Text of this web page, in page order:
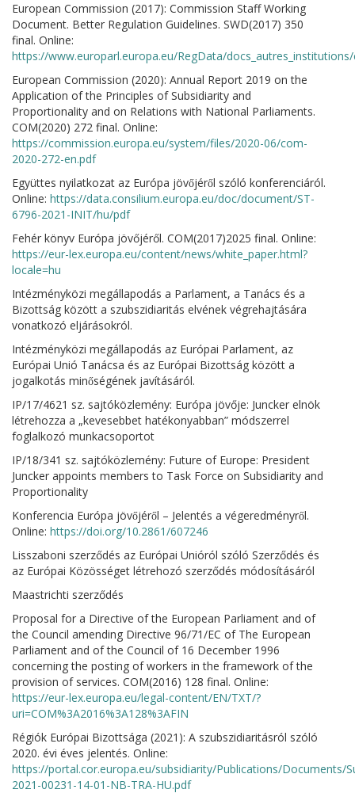
European Commission (2017): Commission Staff Working
Document. Better Regulation Guidelines. SWD(2017) 350
final. Online:
https://www.europarl.europa.eu/RegData/
European Commission (2020): Annual Report 2019 on the
Application of the Principles of Subsidiarity and
Proportionality and on Relations with National Parliaments.
COM(2020) 272 final. Online:
https://commission.europa.eu/system/files/2020-06/com-
2020-272-en.pdf
Együttes nyilatkozat az Európa jövőjéről szóló konferenciáról.
Online: https://data.consilium.europa.eu/doc/document/ST-
6796-2021-INIT/hu/pdf
Fehér könyv Európa jövőjéről. COM(2017)2025 final. Online:
https://eur-lex.europa.eu/content/news/white_paper.html?
locale=hu
Intézményközi megállapodás a Parlament, a Tanács és a
Bizottság között a szubszidiaritás elvének végrehajtására
vonatkozó eljárásokról.
Intézményközi megállapodás az Európai Parlament, az
Európai Unió Tanácsa és az Európai Bizottság között a
jogalkotás minőségének javításáról.
IP/17/4621 sz. sajtóközlemény: Európa jövője: Juncker elnök
létrehozza a „kevesebbet hatékonyabban” módszerrel
foglalkozó munkacsoportot
IP/18/341 sz. sajtóközlemény: Future of Europe: President
Juncker appoints members to Task Force on Subsidiarity and
Proportionality
Konferencia Európa jövőjéről – Jelentés a végeredményről.
Online: https://doi.org/10.2861/607246
Lisszaboni szerződés az Európai Unióról szóló Szerződés és
az Európai Közösséget létrehozó szerződés módosításáról
Maastrichti szerződés
Proposal for a Directive of the European Parliament and of
the Council amending Directive 96/71/EC of The European
Parliament and of the Council of 16 December 1996
concerning the posting of workers in the framework of the
provision of services. COM(2016) 128 final. Online:
https://eur-lex.europa.eu/legal-content/EN/TXT/?
uri=COM%3A2016%3A128%3AFIN
Régiók Európai Bizottsága (2021): A szubszidiaritásról szóló
2020. évi éves jelentés. Online:
https://portal.cor.europa.eu/subsidiarity/Publications/Documents/
2021-00231-14-01-NB-TRA-HU.pdf